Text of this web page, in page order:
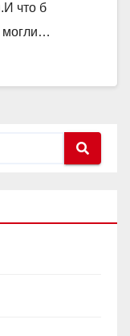
что б
могли…